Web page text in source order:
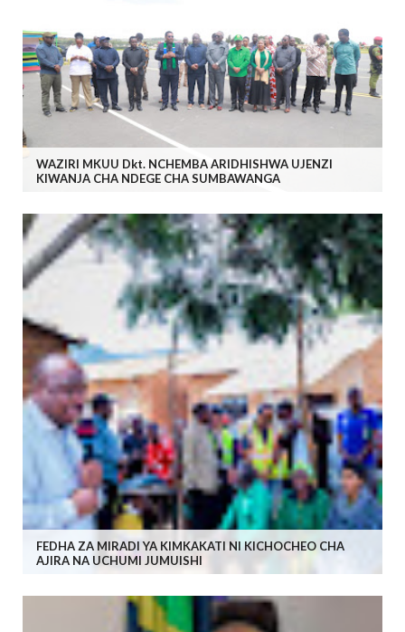
WAZIRI MKUU Dkt. NCHEMBA ARIDHISHWA UJENZI
KIWANJA CHA NDEGE CHA SUMBAWANGA
FEDHA ZA MIRADI YA KIMKAKATI NI KICHOCHEO CHA
AJIRA NA UCHUMI JUMUISHI